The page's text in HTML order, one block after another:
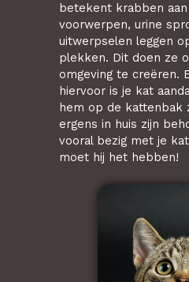
betekent krabben
voorwerpen, urine
uitwerpselen leggen
plekken. Dit doen ze
omgeving te creëren.
hiervoor is je kat
hem op de kattenbak
ergens in huis zijn
vooral bezig met je
moet hij het hebben!